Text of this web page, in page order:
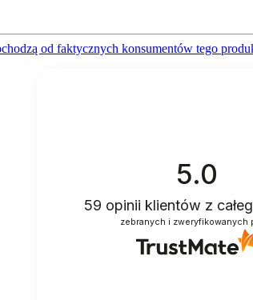
od faktycznych konsumentów tego
5.0
59 opinii klientów z
zebranych i zweryfikowanych